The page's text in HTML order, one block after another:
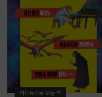
카드뉴스로 보는 책